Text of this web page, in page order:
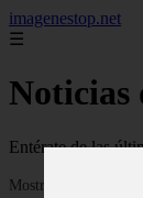
imagenestop.net
☰
Noticias
Entérate de las
Mostrando 1 - 24 de